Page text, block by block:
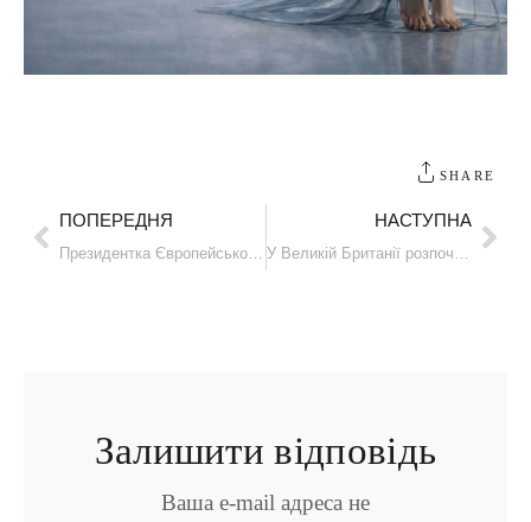
SHARE
ПОПЕРЕДНЯ
Президентка Європейського парламенту підписала кредит для України на €90 мільярдів
НАСТУПНА
У Великій Британії розпочав роботу перший український оборонний завод
Залишити відповідь
Ваша e-mail адреса не